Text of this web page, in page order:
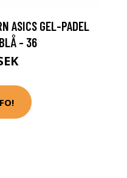
ASICS GEL-PADEL
- 36